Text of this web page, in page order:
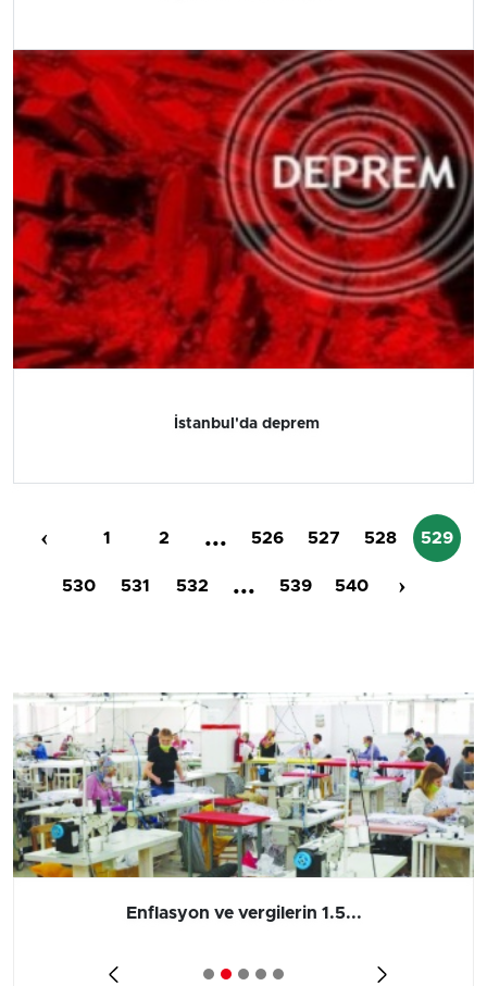
İstanbul'da deprem
‹ 1 2 ... 526 527 528 529
530 531 532 ... 539 540 ›
Barış yatırımı, üretimi ve...